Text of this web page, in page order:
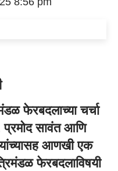
फेरबदलाच्या चर्चा
सावंतआणि
यांच्यासह आणखी एक
फेरबदलाविषयी